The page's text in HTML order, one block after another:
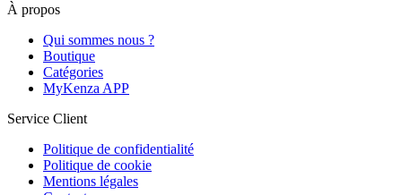
À propos
Qui sommes nous ?
Boutique
Catégories
MyKenza APP
Service Client
Politique de confidentialité
Politique de cookie
Mentions légales